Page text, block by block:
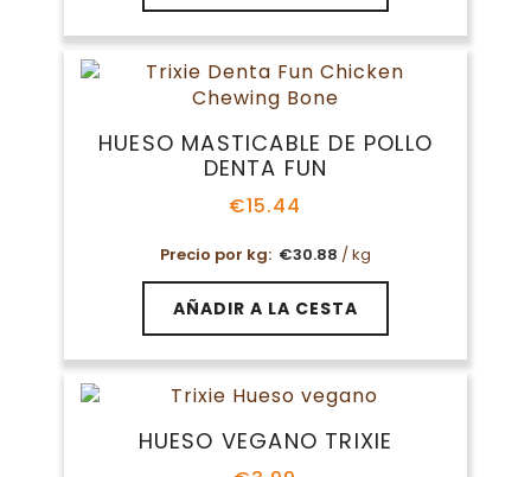
HUESO MASTICABLE DE POLLO
DENTA FUN
€15.44
Precio por kg: €30.88 / kg
AÑADIR A LA CESTA
HUESO VEGANO TRIXIE